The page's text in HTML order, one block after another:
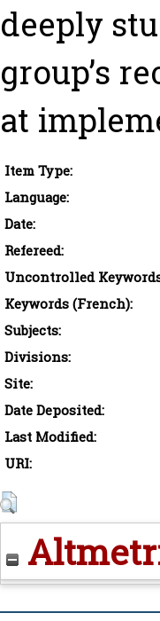
deeply
group’s
at
Item Type:
Language:
Date:
Refereed:
Uncontrolled
Keywords (French):
Subjects:
Divisions:
Site:
Date Deposited:
Last Modified:
URI: